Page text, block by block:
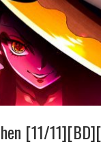
hen [11/